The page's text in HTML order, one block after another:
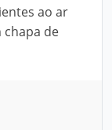
ao ar
chapa de